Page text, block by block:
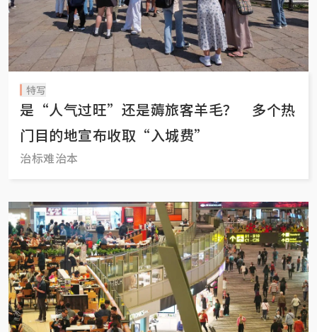
特写
是“人气过旺”还是薅旅客羊毛？ 多个热
门目的地宣布收取“入城费”
治标难治本